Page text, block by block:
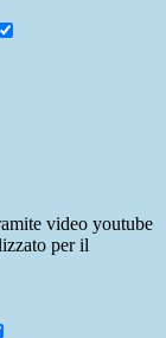
video youtube
per il